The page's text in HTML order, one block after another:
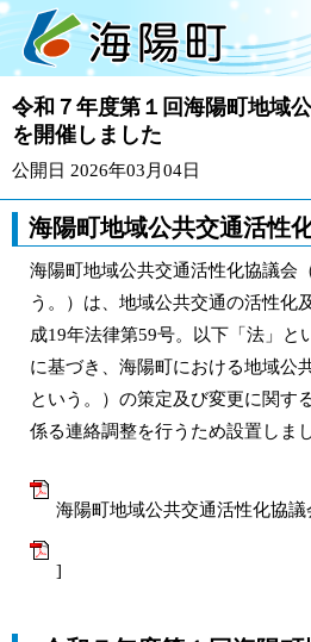
令和７年度第１回海陽町地域
を開催しました
公開日 2026年03月04日
海陽町地域公共交通活性
海陽町地域公共交通活性化協議会
う。）は、地域公共交通の活性化
成19年法律第59号。以下「法」と
に基づき、海陽町における地域公
という。）の策定及び変更に関す
係る連絡調整を行うため設置しまし
海陽町地域公共交通活性化協
]